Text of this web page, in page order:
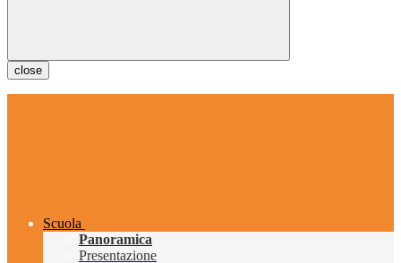
close
Scuola
Panoramica
Presentazione